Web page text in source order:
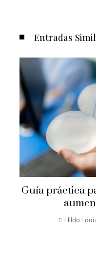
Entradas
de
Por
una